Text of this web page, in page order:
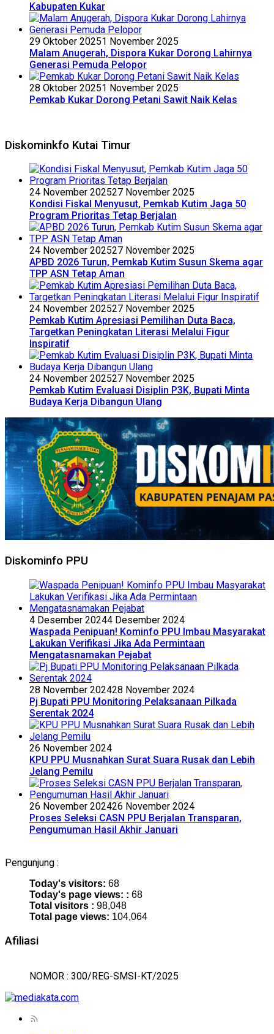
Kabupaten Kukar
29 Oktober 20251 November 2025
Malam Anugerah, Dispora Kukar Dorong Lahirnya
Generasi Pemuda Pelopor
28 Oktober 20251 November 2025
Pemkab Kukar Dorong Petani Sawit Naik Kelas
Diskominkfo Kutai Timur
24 November 202527 November 2025
Kondisi Fiskal Menyusut, Pemkab Kutim Jaga 50
Program Prioritas Tetap Berjalan
24 November 202527 November 2025
APBD 2026 Turun, Pemkab Kutim Susun Skema agar
TPP ASN Tetap Aman
24 November 202527 November 2025
Pemkab Kutim Apresiasi Pemilihan Duta Baca,
Targetkan Peningkatan Literasi Melalui Figur
Inspiratif
24 November 202527 November 2025
Pemkab Kutim Evaluasi Disiplin P3K, Bupati Minta
Budaya Kerja Dibangun Ulang
Diskominfo PPU
4 Desember 20244 Desember 2024
Waspada Penipuan! Kominfo PPU Imbau Masyarakat
Lakukan Verifikasi Jika Ada Permintaan
Mengatasnamakan Pejabat
28 November 202428 November 2024
Pj Bupati PPU Monitoring Pelaksanaan Pilkada
Serentak 2024
26 November 2024
KPU PPU Musnahkan Surat Suara Rusak dan Lebih
Jelang Pemilu
26 November 202426 November 2024
Proses Seleksi CASN PPU Berjalan Transparan,
Pengumuman Hasil Akhir Januari
Pengunjung :
Today's visitors: 68
Today's page views: : 68
Total visitors : 98,048
Total page views: 104,064
Afiliasi
NOMOR : 300/REG-SMSI-KT/2025